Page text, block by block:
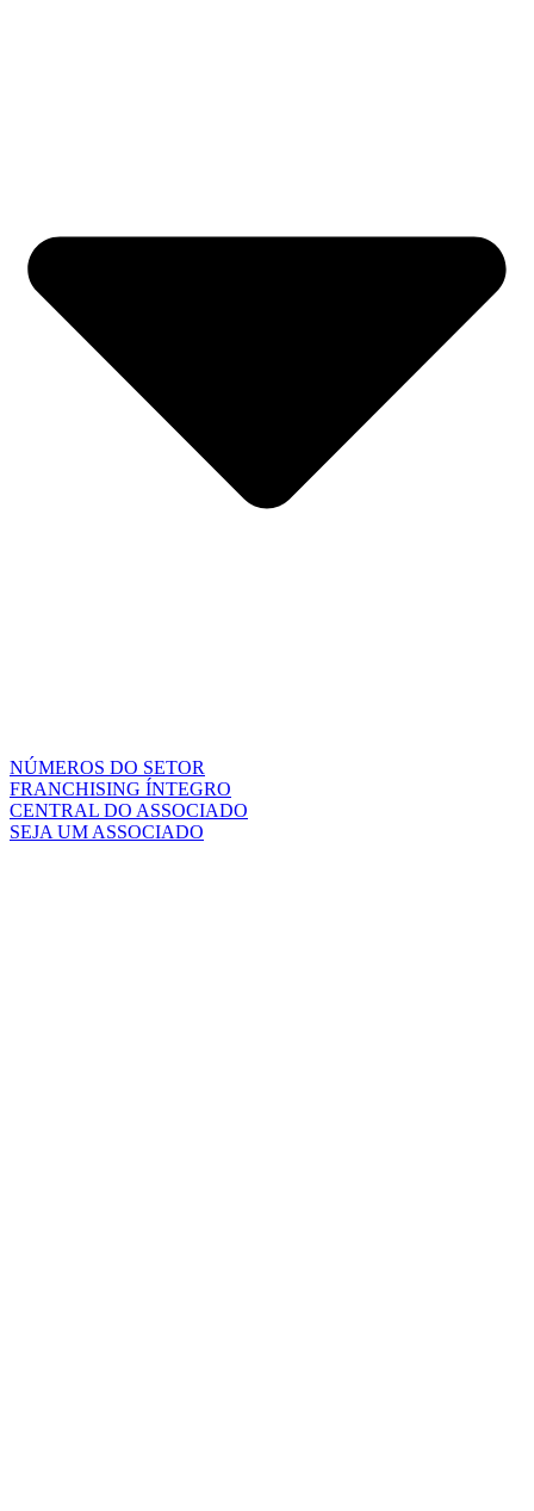
NÚMEROS DO SETOR
FRANCHISING ÍNTEGRO
CENTRAL DO ASSOCIADO
SEJA UM ASSOCIADO